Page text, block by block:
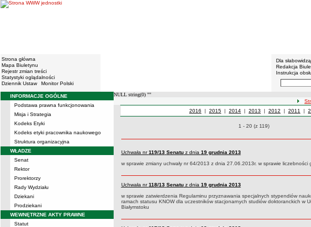
Strona główna
Mapa Biuletynu
Rejestr zmian treści
Statystyki oglądalności
Dziennik Ustaw
Monitor Polski
BIP -
Menu
Dla
Redakcja
Instrukcja
Wyszukiwarka
Menu
INFORMACJE OGÓLNE
Podstawa prawna funkcjonowania
Misja i Strategia
Kodeks Etyki
Kodeks etyki pracownika naukowego
Struktura organizacyjna
WŁADZE
Senat
Rektor
Prorektorzy
Rady Wydziału
Dziekani
Prodziekani
WEWNĘTRZNE AKTY PRAWNE
Statut
NULL string(0) ""
Uchwały z roku
2016 | Uchwały z roku
2015 | Uchwały z roku
2014 | Uchwały z roku
2013 | Uchwały z roku
2012 | Uchwały
2011 |
Uchwały o pozycjach
1 - 20 (z 119)
Uchwała nr119/13 Senatuz dnia 19 grudnia 2013
w sprawie zmiany uchwały nr 64/2013 z dnia 27.06.2013r. w sprawie liczebności
Uchwała nr118/13 Senatuz dnia 19 grudnia 2013
w sprawie zatwierdzenia Regulaminu przyznawania specjalnych stypendiów
ramach statusu KNOW dla uczestników stacjonarnych studiów doktoranckich w
Białymstoku